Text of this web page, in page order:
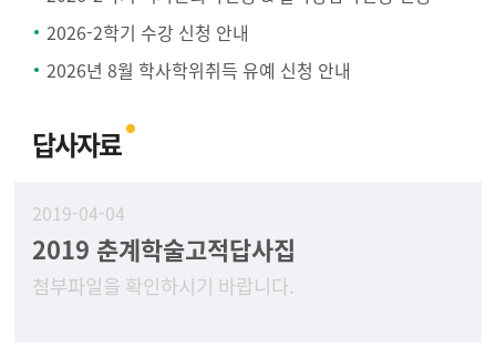
2026-2학기 수강 신청 안내
2026년 8월 학사학위취득 유예 신청 안내
답사자료
2019-04-04
2019 춘계학술고적답사집
첨부파일을 확인하시기 바랍니다.